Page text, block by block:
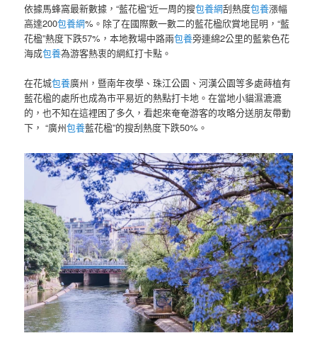
依據馬蜂窩最新數據，“藍花楹”近一周的搜包養網刮熱度包養漲幅
高達200包養網%。除了在國際數一數二的藍花楹欣賞地昆明，“藍
花楹”熱度下跌57%，本地教場中路兩包養旁連綿2公里的藍紫色花
海成包養為游客熱衷的網紅打卡點。
在花城包養廣州，暨南年夜學、珠江公園、河漢公園等多處蒔植有
藍花楹的處所也成為市平易近的熱點打卡地。在當地小貓濕漉漉
的，也不知在這裡困了多久，看起來奄奄游客的攻略分送朋友帶動
下， “廣州包養藍花楹”的搜刮熱度下跌50%。